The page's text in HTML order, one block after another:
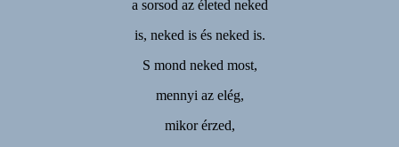
a sorsod az életed neked
is, neked is és neked is.
S mond neked most,
mennyi az elég,
mikor érzed,